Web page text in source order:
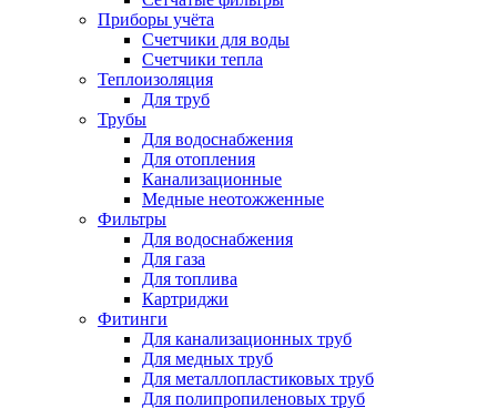
Приборы учёта
Счетчики для воды
Счетчики тепла
Теплоизоляция
Для труб
Трубы
Для водоснабжения
Для отопления
Канализационные
Медные неотожженные
Фильтры
Для водоснабжения
Для газа
Для топлива
Картриджи
Фитинги
Для канализационных труб
Для медных труб
Для металлопластиковых труб
Для полипропиленовых труб